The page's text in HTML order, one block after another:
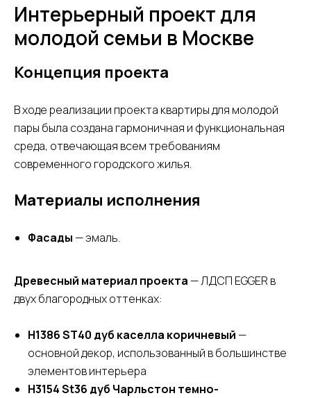
Интерьерный проект для
молодой семьи в Москве
Концепция проекта
В ходе реализации проекта квартиры для молодой
пары была создана гармоничная и функциональная
среда, отвечающая всем требованиям
современного городского жилья.
Материалы исполнения
Фасады — эмаль.
Древесный материал проекта — ЛДСП EGGER в
двух благородных оттенках:
H1386 ST40 дуб каселла коричневый —
основной декор, использованный в большинстве
элементов интерьера
H3154 St36 дуб Чарльстон темно-